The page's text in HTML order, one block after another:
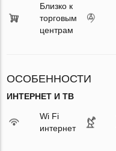
Близко к
торговым
центрам
ОСОБЕННОСТИ
ИНТЕРНЕТ И ТВ
Wi Fi
интернет